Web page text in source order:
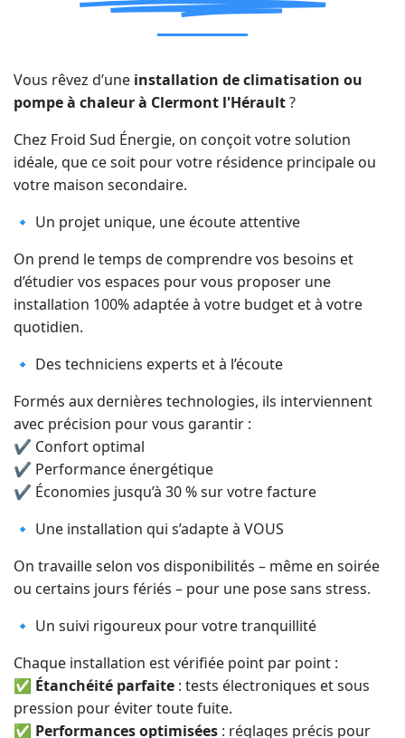
Vous rêvez d’une installation de climatisation ou
pompe à chaleur à Clermont l'Hérault?
Chez Froid Sud Énergie, on conçoit votre solution
idéale, que ce soit pour votre résidence principale ou
votre maison secondaire.
🔹 Un projet unique, une écoute attentive
On prend le temps de comprendre vos besoins et
d’étudier vos espaces pour vous proposer une
installation 100% adaptée à votre budget et à votre
quotidien.
🔹 Des techniciens experts et à l’écoute
Formés aux dernières technologies, ils interviennent
avec précision pour vous garantir :
✔ Confort optimal
✔ Performance énergétique
✔ Économies jusqu’à 30 % sur votre facture
🔹 Une installation qui s’adapte à VOUS
On travaille selon vos disponibilités – même en soirée
ou certains jours fériés – pour une pose sans stress.
🔹 Un suivi rigoureux pour votre tranquillité
Chaque installation est vérifiée point par point :
✅ Étanchéité parfaite : tests électroniques et sous
pression pour éviter toute fuite.
✅ Performances optimisées : réglages précis pour